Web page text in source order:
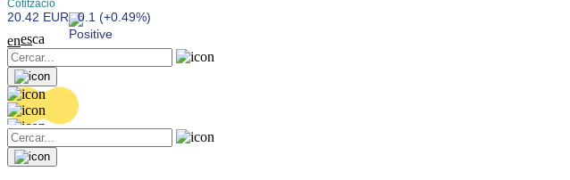
Cotització
20.42 EUR 0.1 (+0.49%)
enesca